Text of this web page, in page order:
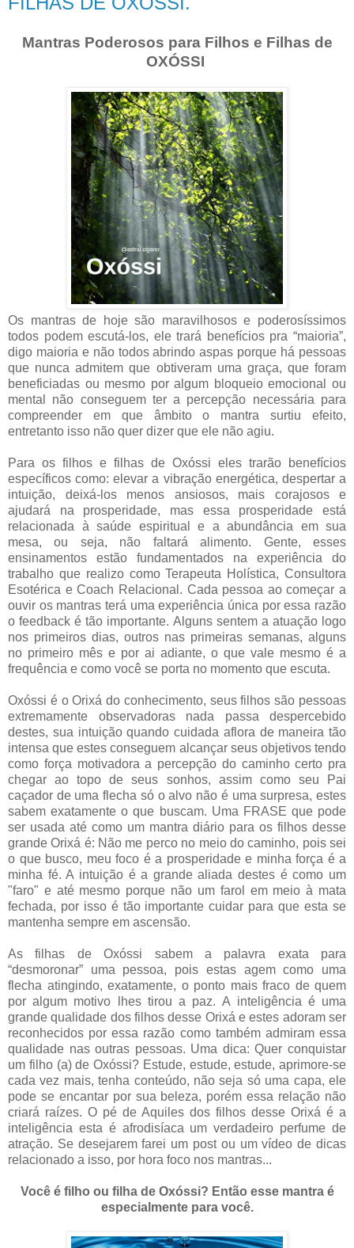
Mantras Poderosos para Filhos e Filhas de
OXÓSSI
Os mantras de hoje são maravilhosos e poderosíssimos
todos podem escutá-los, ele trará benefícios pra “maioria”,
digo maioria e não todos abrindo aspas porque há pessoas
que nunca admitem que obtiveram uma graça, que foram
beneficiadas ou mesmo por algum bloqueio emocional ou
mental não conseguem ter a percepção necessária para
compreender em que âmbito o mantra surtiu efeito,
entretanto isso não quer dizer que ele não agiu.
Para os filhos e filhas de Oxóssi eles trarão benefícios
específicos como: elevar a vibração energética, despertar a
intuição, deixá-los menos ansiosos, mais corajosos e
ajudará na prosperidade, mas essa prosperidade está
relacionada à saúde espiritual e a abundância em sua
mesa, ou seja, não faltará alimento. Gente, esses
ensinamentos estão fundamentados na experiência do
trabalho que realizo como Terapeuta Holística, Consultora
Esotérica e Coach Relacional. Cada pessoa ao começar a
ouvir os mantras terá uma experiência única por essa razão
o feedback é tão importante. Alguns sentem a atuação logo
nos primeiros dias, outros nas primeiras semanas, alguns
no primeiro mês e por ai adiante, o que vale mesmo é a
frequência e como você se porta no momento que escuta.
Oxóssi é o Orixá do conhecimento, seus filhos são pessoas
extremamente observadoras nada passa despercebido
destes, sua intuição quando cuidada aflora de maneira tão
intensa que estes conseguem alcançar seus objetivos tendo
como força motivadora a percepção do caminho certo pra
chegar ao topo de seus sonhos, assim como seu Pai
caçador de uma flecha só o alvo não é uma surpresa, estes
sabem exatamente o que buscam. Uma FRASE que pode
ser usada até como um mantra diário para os filhos desse
grande Orixá é: Não me perco no meio do caminho, pois sei
o que busco, meu foco é a prosperidade e minha força é a
minha fé. A intuição é a grande aliada destes é como um
"faro" e até mesmo porque não um farol em meio à mata
fechada, por isso é tão importante cuidar para que esta se
mantenha sempre em ascensão.
As filhas de Oxóssi sabem a palavra exata para
“desmoronar” uma pessoa, pois estas agem como uma
flecha atingindo, exatamente, o ponto mais fraco de quem
por algum motivo lhes tirou a paz.A inteligência é uma
grande qualidade dos filhos desse Orixá e estes adoram ser
reconhecidos por essa razão como também admiram essa
qualidade nas outras pessoas. Uma dica: Quer conquistar
um filho (a) de Oxóssi? Estude, estude, estude, aprimore-se
cada vez mais, tenha conteúdo, não seja só uma capa, ele
pode se encantar por sua beleza, porém essa relação não
criará raízes. O pé de Aquiles dos filhos desse Orixá é a
inteligência esta é afrodisíaca um verdadeiro perfume de
atração. Se desejarem farei um post ou um vídeo de dicas
relacionado a isso, por hora foco nos mantras...
Você é filho ou filha de Oxóssi? Então esse mantra é
especialmente para você.